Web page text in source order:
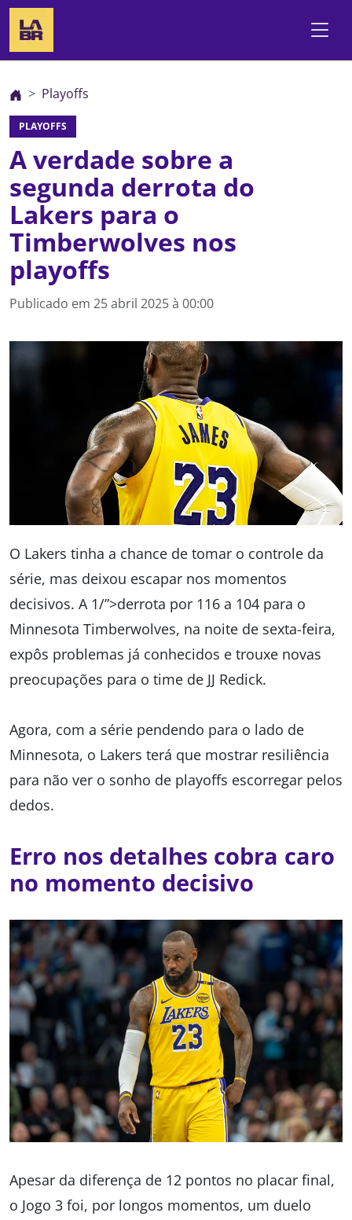
Playoffs
PLAYOFFS
A verdade sobre a
segunda derrota do
Lakers para o
Timberwolves nos
playoffs
Publicado em 25 abril 2025 à 00:00
O Lakers tinha a chance de tomar o controle da
série, mas deixou escapar nos momentos
decisivos. A 1/”>derrota por 116 a 104 para o
Minnesota Timberwolves, na noite de sexta-feira,
expôs problemas já conhecidos e trouxe novas
preocupações para o time de JJ Redick.
Agora, com a série pendendo para o lado de
Minnesota, o Lakers terá que mostrar resiliência
para não ver o sonho de playoffs escorregar pelos
dedos.
Erro nos detalhes cobra caro
no momento decisivo
Apesar da diferença de 12 pontos no placar final,
o Jogo 3 foi, por longos momentos, um duelo